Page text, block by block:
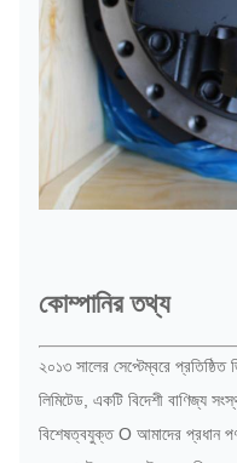
কোম্পানির তথ্য
২০১৩ সালের সেপ্টেম্বরে প্রতিষ্ঠিত
লিমিটেড, একটি বিদেশী বাণিজ্য
বিশেষত্বযুক্ত O আমাদের প্রধান